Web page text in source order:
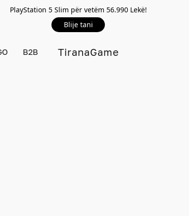
PlayStation 5 Slim për vetëm 56.990 Lekë!
Blije tani
TiranaGame
B2B